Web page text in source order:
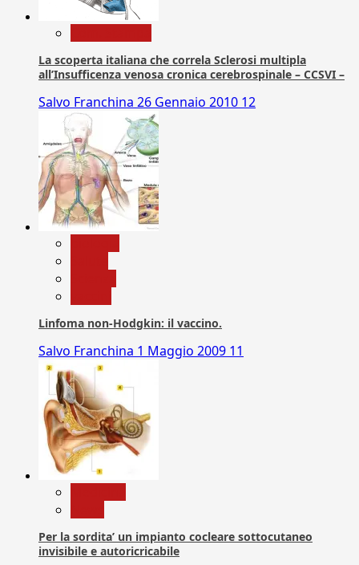
La scoperta italiana che correla Sclerosi multipla
all’Insufficenza venosa cronica cerebrospinale – CCSVI –
Salvo Franchina 26 Gennaio 2010 12
Linfoma non-Hodgkin: il vaccino.
Salvo Franchina 1 Maggio 2009 11
Per la sordita’ un impianto cocleare sottocutaneo
invisibile e autoricricabile